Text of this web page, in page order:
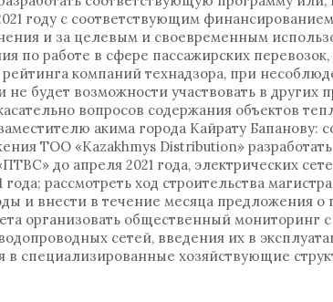
году с соответствующим
и за целевым и своевременным
по работе в сфере пассажирских
компаний технадзора, при
будет возможности участвовать в других
вопросов содержания объектов
акима города Кайрату Бапанову:
ТОО «Kazakhmys Distribution»
до апреля 2021 года, электрических
рассмотреть ход строительства
и внести в течение месяца предложения о
организовать общественный
сетей, введения их в
в специализированные хозяйствующие